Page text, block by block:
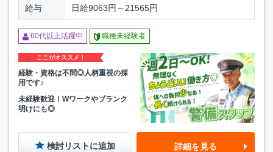
給与 日給9063円～21565円
60代以上活躍中 職種未経験者
ここがオススメ！
経験・資格は不問◎人柄重視の採
用です♪
未経験歓迎！Wワークやブランク
明けにも◎
検討リストに追加 詳細を見る